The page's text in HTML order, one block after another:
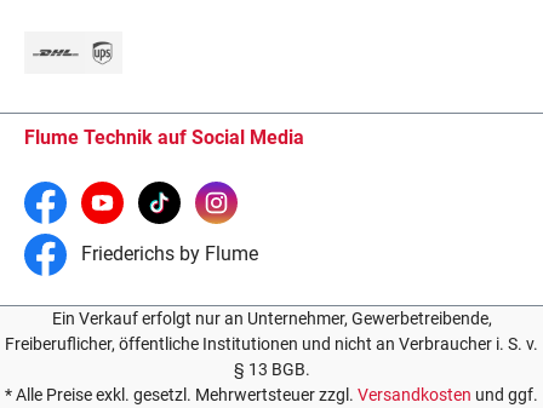
Flume Technik auf Social Media
Friederichs by Flume
Ein Verkauf erfolgt nur an Unternehmer, Gewerbetreibende,
Freiberuflicher, öffentliche Institutionen und nicht an Verbraucher i. S. v.
§ 13 BGB.
* Alle Preise exkl. gesetzl. Mehrwertsteuer zzgl. Versandkosten und ggf.